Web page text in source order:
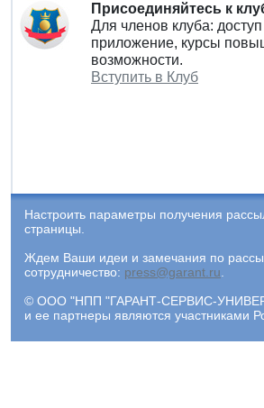
Присоединяйтесь к
Для членов клуба:
приложение, курсы
возможности.
Вступить в Клуб
Настроить параметры получения
страницы.
Ждем Ваши идеи и замечания по
сотрудничество: press@garant.ru.
© ООО "НПП "ГАРАНТ-СЕРВИС-
и ее партнеры являются участниками